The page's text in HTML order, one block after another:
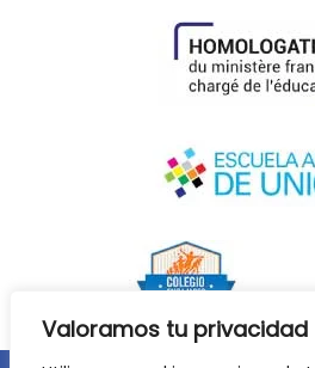
Valoramos tu privacidad